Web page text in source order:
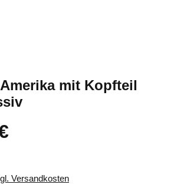
mit Kopfteil
Versandkosten